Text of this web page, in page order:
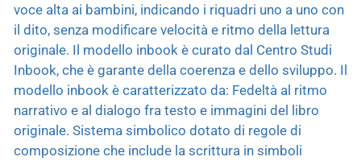
voce alta ai bambini, indicando i riquadri uno a uno con
il dito, senza modificare velocità e ritmo della lettura
originale. Il modello inbook è curato dal Centro Studi
Inbook, che è garante della coerenza e dello sviluppo. Il
modello inbook è caratterizzato da: Fedeltà al ritmo
narrativo e al dialogo fra testo e immagini del libro
originale. Sistema simbolico dotato di regole di
composizione che include la scrittura in simboli